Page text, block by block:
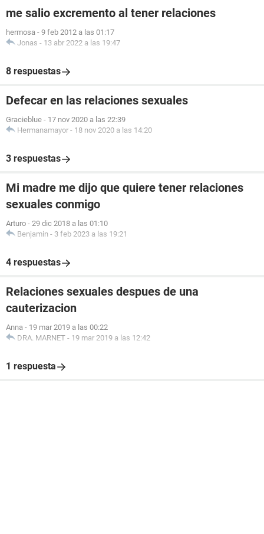
me salio excremento al tener relaciones
hermosa - 9 feb 2012 a las 01:17
Jonas - 13 abr 2022 a las 19:47
8 respuestas
Defecar en las relaciones sexuales
Gracieblue - 17 nov 2020 a las 22:39
Hermanamayor - 18 nov 2020 a las 14:20
3 respuestas
Mi madre me dijo que quiere tener relaciones
sexuales conmigo
Arturo - 29 dic 2018 a las 01:10
Benjamin - 3 feb 2023 a las 19:21
4 respuestas
Relaciones sexuales despues de una
cauterizacion
Anna - 19 mar 2019 a las 00:22
DRA. MARNET - 19 mar 2019 a las 12:42
1 respuesta